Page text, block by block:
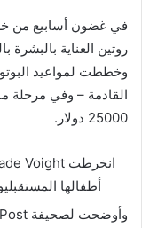
في غضون أسابيع من
روتين العناية
وخططت لمواعيد
القادمة – وفي مرحلة
25000 دولار.
أطفالها